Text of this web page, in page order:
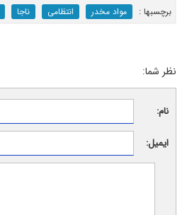
برچسب‎ها : مواد مخدر انتظامی ناجا
نظر شما:
نام:
ایمیل: